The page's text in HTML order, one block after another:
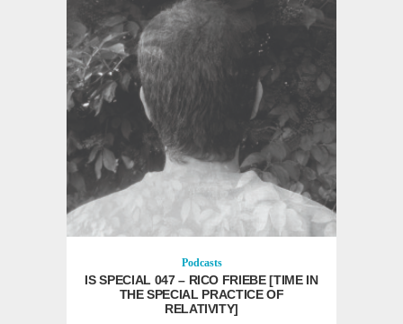
Podcasts
IS SPECIAL 047 – RICO FRIEBE [TIME IN
THE SPECIAL PRACTICE OF
RELATIVITY]